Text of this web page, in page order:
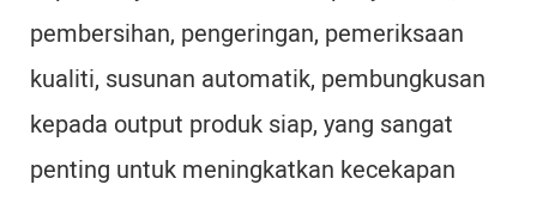
pembersihan, pengeringan, pemeriksaan
kualiti, susunan automatik, pembungkusan
kepada output produk siap, yang sangat
penting untuk meningkatkan kecekapan